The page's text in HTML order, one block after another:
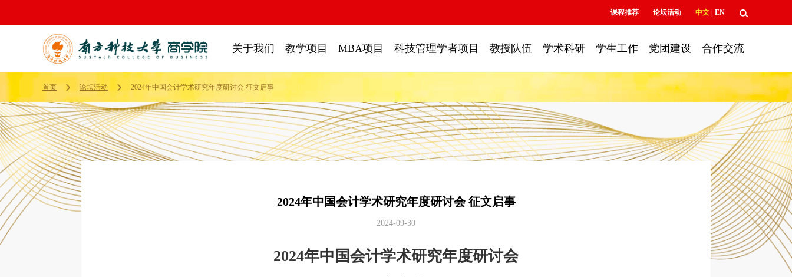
课程推荐 论坛活动 中文 EN
关于我们 教学项目 MBA项目 科技管理学者项目 教授队伍 学术科研 学生工作 党团建设 合作交流
首页 论坛活动 2024年中国会计学术研究年度研讨会 征文启事
2024年中国会计学术研究年度研讨会 征文启事
2024-09-30
2024年中国会计学术研究年度研讨会